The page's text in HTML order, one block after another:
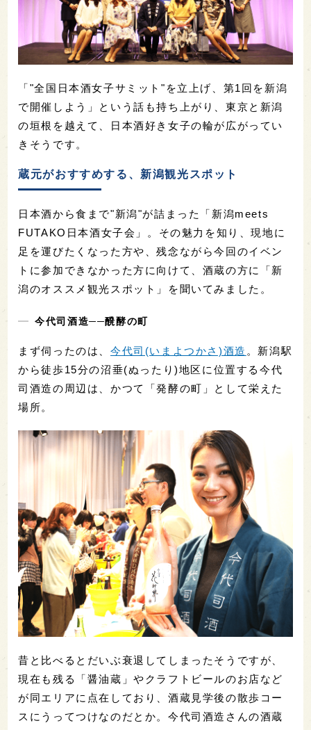
「"全国日本酒女子サミット"を立上げ、第1回を新潟
で開催しよう」という話も持ち上がり、東京と新潟
の垣根を越えて、日本酒好き女子の輪が広がってい
きそうです。
蔵元がおすすめする、新潟観光スポット
日本酒から食まで"新潟"が詰まった「新潟meets
FUTAKO日本酒女子会」。その魅力を知り、現地に
足を運びたくなった方や、残念ながら今回のイベン
トに参加できなかった方に向けて、酒蔵の方に「新
潟のオススメ観光スポット」を聞いてみました。
今代司酒造──醗酵の町
まず伺ったのは、今代司(いまよつかさ)酒造 。新潟駅
から徒歩15分の沼垂(ぬったり)地区に位置する今代
司酒造の周辺は、かつて「発酵の町」として栄えた
場所。
昔と比べるとだいぶ衰退してしまったそうですが、
現在も残る「醤油蔵」やクラフトビールのお店など
が同エリアに点在しており、酒蔵見学後の散歩コー
スにうってつけなのだとか。今代司酒造さんの酒蔵